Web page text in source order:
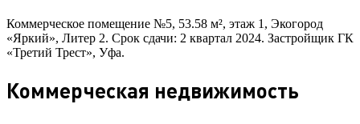
Коммерческое помещение №5, 53.58 м², этаж 1, Экогород
«Яркий», Литер 2. Срок сдачи: 2 квартал 2024. Застройщик ГК
«Третий Трест», Уфа.
Коммерческая недвижимость